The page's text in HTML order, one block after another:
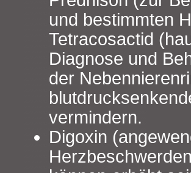
und bestimmten
Tetracosactid
Diagnose und
der
vermindern.
Digoxin